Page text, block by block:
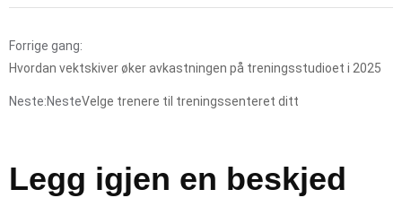
Forrige gang:
Hvordan vektskiver øker avkastningen på treningsstudioet i 2025
Neste:NesteVelge trenere til treningssenteret ditt
Legg igjen en beskjed